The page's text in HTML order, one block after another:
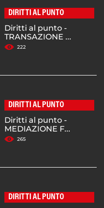
DIRITTI AL PUNTO
Diritti al punto -
TRANSAZIONE ...
222
DIRITTI AL PUNTO
Diritti al punto -
MEDIAZIONE F...
265
DIRITTI AL PUNTO